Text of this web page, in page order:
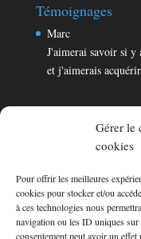
Gérer le
cookies
Pour offrir les meilleures
cookies pour stocker et/ou
à ces technologies nous
navigation ou les ID uniques sur
consentement peut avoir un
Témoignages
Marc
J'aimerai savoir si y
et j'aimerais
Témoignages
Marc
J'aimerai savoir si y